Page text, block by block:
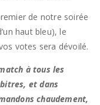
de notre soirée
haut bleu), le
votes sera dévoilé.
à tous les
et dans
chaudement,